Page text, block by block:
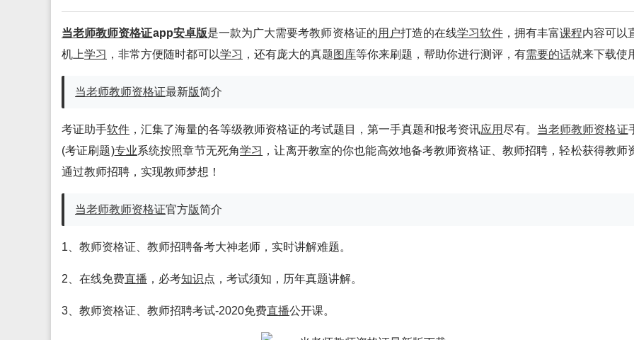
当老师教师资格证app安卓版是一款为广大需要考教师资格证的用户打造的在线学习软件，拥有丰富课程内容可以
机上学习 ，非常方便随时都可以学习 ，还有庞大的真题图库等你来刷题，帮助你进行测评，有需要的话就来下载使
当老师教师资格证最新版简介
考证助手软件 ，汇集了海量的各等级教师资格证的考试题目，第一手真题和报考资讯应用尽有。 当老师教师资格证
(考证刷题)专业系统按照章节无死角学习 ，让离开教室的你也能高效地备考教师资格证、教师招聘，轻松获得教师
通过教师招聘，实现教师梦想！
当老师教师资格证官方版简介
1、教师资格证、教师招聘备考大神老师，实时讲解难题。
2、在线免费直播 ，必考知识点，考试须知，历年真题讲解。
3、教师资格证、教师招聘考试-2020免费直播公开课。